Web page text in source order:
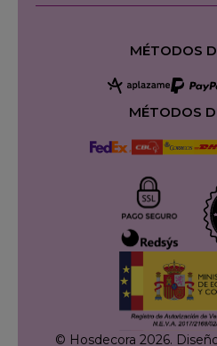
MÉTODOS
MÉTODOS
© Hosdecora 2026.